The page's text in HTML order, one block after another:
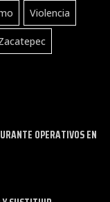
Violencia
OPERATIVOS EN